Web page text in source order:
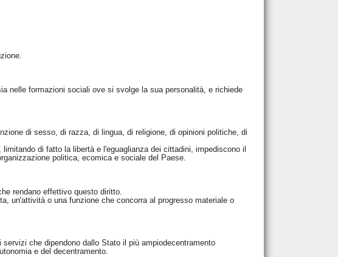
nelle formazioni sociali ove si svolge la sua personalità, e richiede
di sesso, di razza, di lingua, di religione, di opinioni politiche, di
di fatto la libertà e l'eguaglianza dei cittadini, impediscono il
politica, ecomica e sociale del Paese.
rendano effettivo questo diritto.
un'attività o una funzione che concorra al progresso materiale o
che dipendono dallo Stato il più ampiodecentramento
e del decentramento.